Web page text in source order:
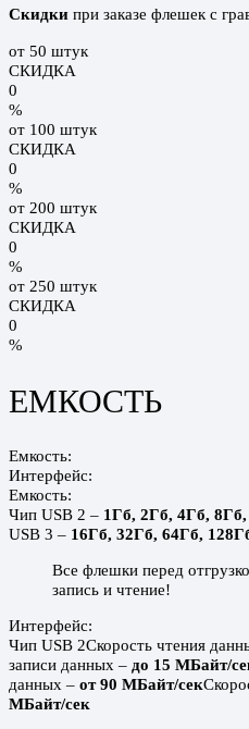
Скидки при заказе флешек с
от 50 штук
СКИДКА
0
%
от 100 штук
СКИДКА
0
%
от 200 штук
СКИДКА
0
%
от 250 штук
СКИДКА
0
%
ЕМКОСТЬ
Емкость:
Интерфейс:
Емкость:
Чип USB 2 – 1Гб, 2Гб, 4Гб,
USB 3 – 16Гб, 32Гб, 64Гб,
Все флешки перед
запись и чтение!
Интерфейс:
Чип USB 2Скорость чтения
записи данных – до 15 МБайт/
данных – от 90 МБайт/сек
МБайт/сек